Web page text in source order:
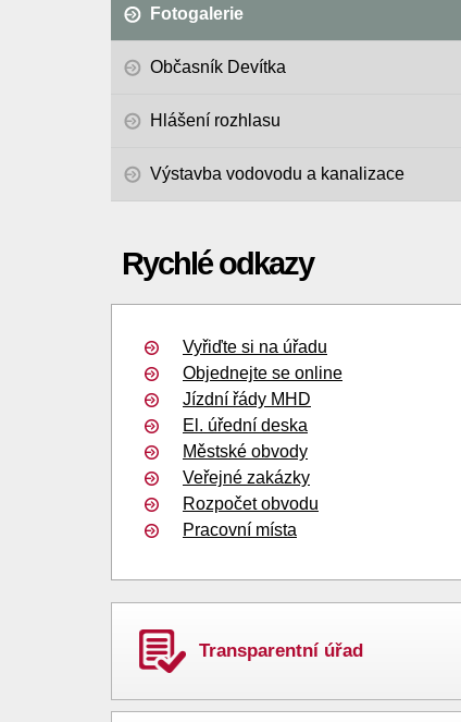
Fotogalerie
Občasník Devítka
Hlášení rozhlasu
Výstavba vodovodu a kanalizace
Rychlé odkazy
Vyřiďte si na úřadu
Objednejte se online
Jízdní řády MHD
El. úřední deska
Městské obvody
Veřejné zakázky
Rozpočet obvodu
Pracovní místa
Transparentní úřad